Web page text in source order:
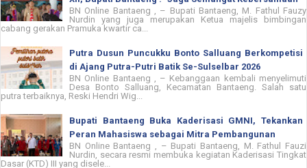
BN Online Bantaeng , – Bupati Bantaeng, M. Fathul Fauzy
Nurdin yang juga merupakan Ketua majelis bimbingan
cabang gerakan Pramuka kwartir ca...
Putra Dusun Puncukku Bonto Salluang Berkompetisi
di Ajang Putra-Putri Batik Se-Sulselbar 2026
BN Online Bantaeng , – Kebanggaan kembali menyelimuti
Desa Bonto Salluang, Kecamatan Bantaeng. Salah satu
putra terbaiknya, Reski Hendri Wig...
Bupati Bantaeng Buka Kaderisasi GMNI, Tekankan
Peran Mahasiswa sebagai Mitra Pembangunan
BN Online Bantaeng , – Bupati Bantaeng, M. Fathul Fauzi
Nurdin, secara resmi membuka kegiatan Kaderisasi Tingkat
Dasar (KTD) III yang disele...